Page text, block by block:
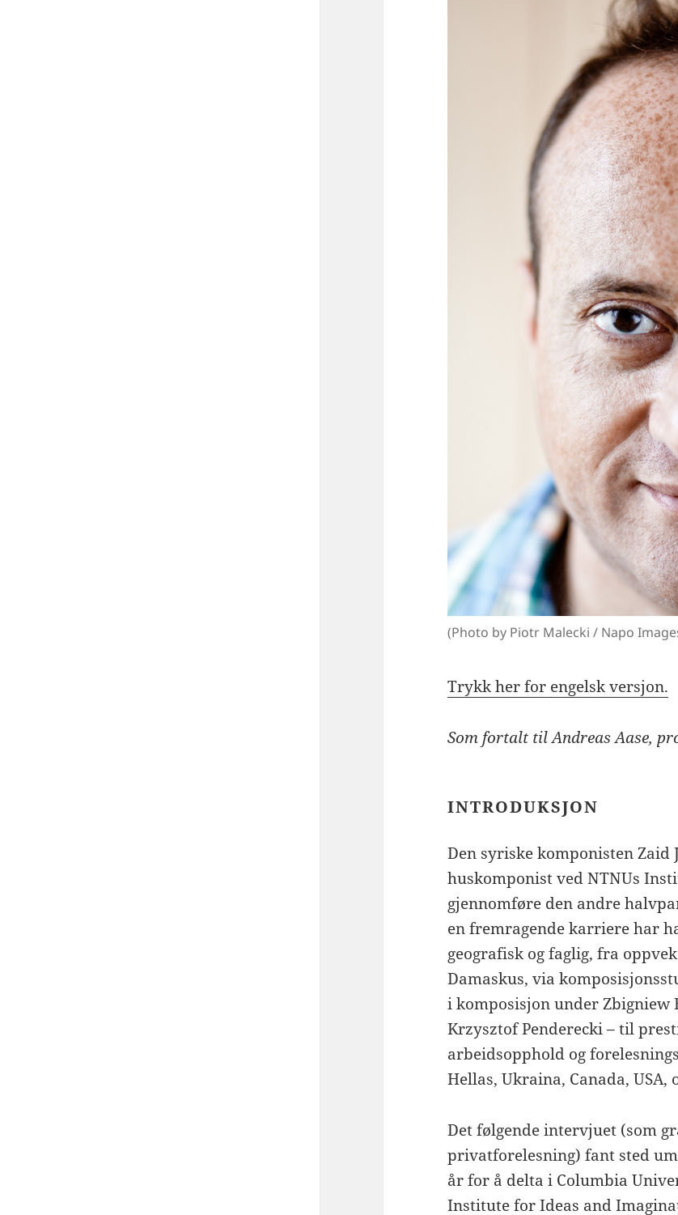
(Photo by Piotr Malecki / Napo
Trykk her for engelsk versjon.
Som fortalt til Andreas Aase,
INTRODUKSJON
Den syriske komponisten
huskomponist ved NTNUs
gjennomføre den andre
en fremragende karriere har
geografisk og faglig, fra
Damaskus, via
i komposisjon under
Krzysztof Penderecki – til
arbeidsopphold og
Hellas, Ukraina, Canada, USA,
Det følgende intervjuet (som
privatforelesning) fant sted
år for å delta i Columbia
Institute for Ideas and